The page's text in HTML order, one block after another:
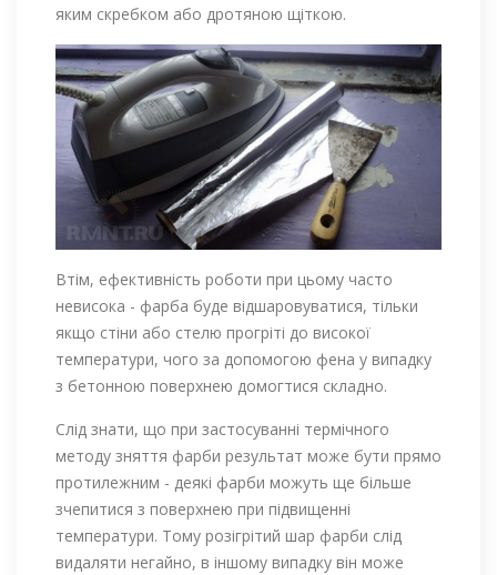
яким скребком або дротяною щіткою.
Втім, ефективність роботи при цьому часто
невисока - фарба буде відшаровуватися, тільки
якщо стіни або стелю прогріті до високої
температури, чого за допомогою фена у випадку
з бетонною поверхнею домогтися складно.
Слід знати, що при застосуванні термічного
методу зняття фарби результат може бути прямо
протилежним - деякі фарби можуть ще більше
зчепитися з поверхнею при підвищенні
температури. Тому розігрітий шар фарби слід
видаляти негайно, в іншому випадку він може